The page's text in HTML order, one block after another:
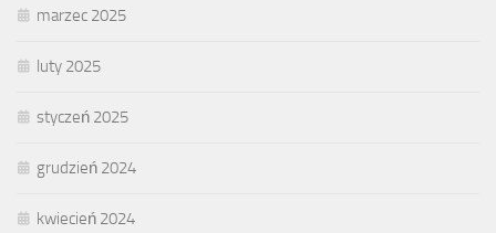
marzec 2025
luty 2025
styczeń 2025
grudzień 2024
kwiecień 2024